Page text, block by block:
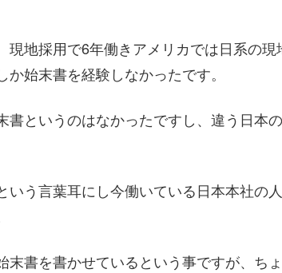
現地採用で6年働きアメリカでは日系の
始末書を経験しなかったです。
書というのはなかったですし、違う日本
いう言葉耳にし今働いている日本本社の
末書を書かせているという事ですが、ち